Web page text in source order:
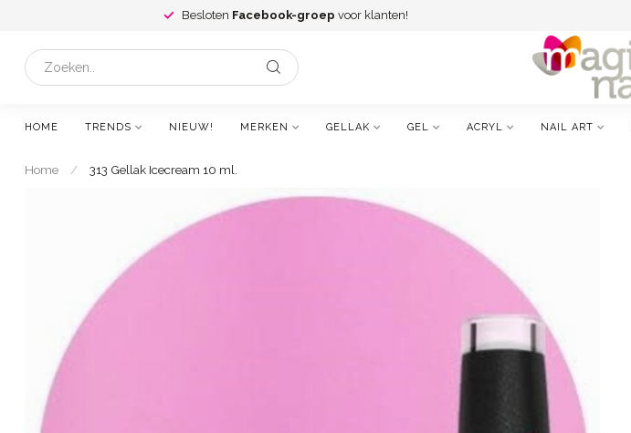
Besloten Facebook-groep voor klanten!
HOME TRENDS NIEUW! MERKEN GELLAK GEL ACRYL NAIL ART
Home / 313 Gellak Icecream 10 ml.